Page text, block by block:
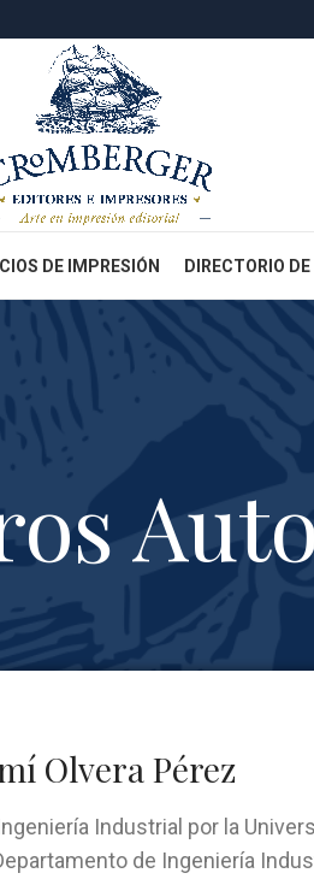
DE IMPRESIÓN DIRECTORIO
Olvera Pérez
Industrial por la
de Ingeniería